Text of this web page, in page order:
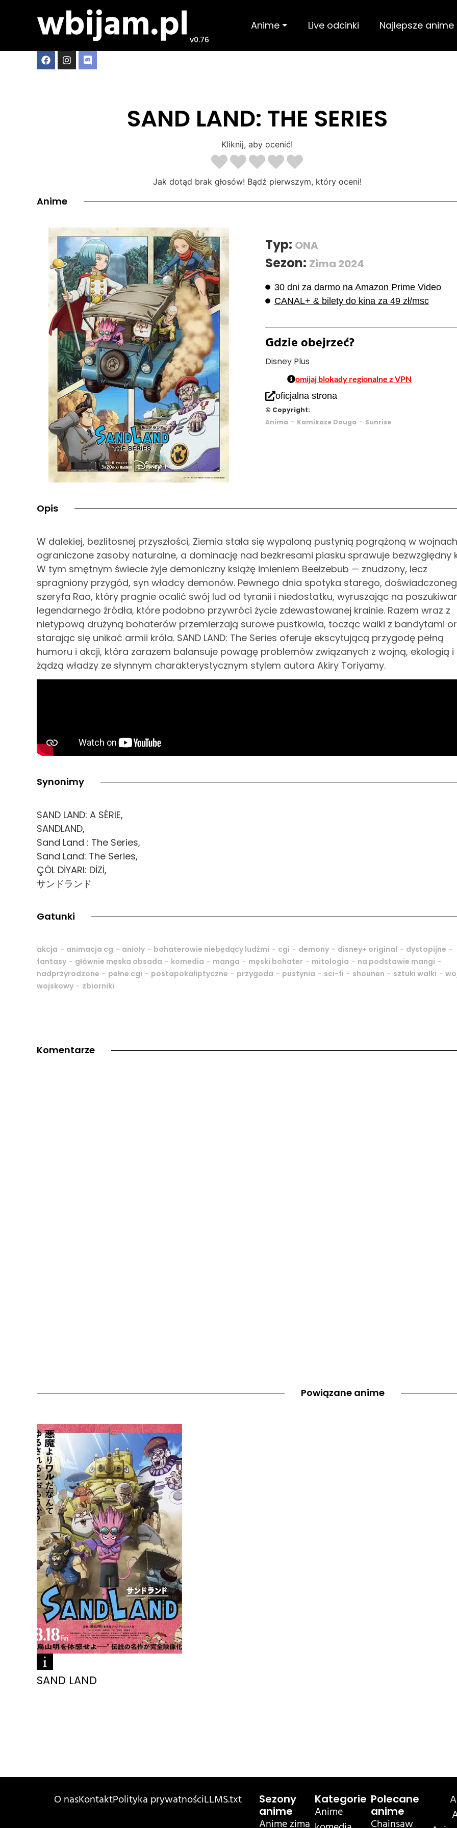
v0.76
Anime ⏷ Live odcinki Najlepsze anime
SAND LAND: THE SERIES
Kliknij, aby ocenić!
Jak dotąd brak głosów! Bądź pierwszym, który oceni!
Anime
Typ: ONA
Sezon: Zima 2024
30 dni za darmo na Amazon Prime Video
CANAL+ & bilety do kina za 49 zł/msc
Gdzie obejrzeć?
Disney Plus
omijaj blokady regionalne z VPN
oficjalna strona
© Copyright:
Anima - Kamikaze Douga - Sunrise
Opis
W dalekiej, bezlitosnej przyszłości, Ziemia stała się wypaloną pustynią pogrążoną w
ograniczone zasoby naturalne, a dominację nad bezkresami piasku sprawuje bezwzględny
W tym smętnym świecie żyje demoniczny książę imieniem Beelzebub — znudzony, lecz
spragniony przygód, syn władcy demonów. Pewnego dnia spotyka starego,
szeryfa Rao, który pragnie ocalić swój lud od tyranii i niedostatku, wyruszając na
legendarnego źródła, które podobno przywróci życie zdewastowanej krainie. Razem wraz z
nietypową drużyną bohaterów przemierzają surowe pustkowia, tocząc walki z bandytami
starając się unikać armii króla. SAND LAND: The Series oferuje ekscytującą przygodę pełną
humoru i akcji, która zarazem balansuje powagę problemów związanych z wojną, ekologią i
żądzą władzy ze słynnym charakterystycznym stylem autora Akiry Toriyamy.
Synonimy
SAND LAND: A SÉRIE,
SANDLAND,
Sand Land : The Series,
Sand Land: The Series,
ÇÖL DİYARI: DİZİ,
サンドランド
Gatunki
akcja - animacja cg - anioły - bohaterowie niebędący ludźmi - cgi - demony - disney+ original - dystopijne -
fantasy - głównie męska obsada - komedia - manga - męski bohater - mitologia - na podstawie mangi -
nadprzyrodzone - pełne cgi - postapokaliptyczne - przygoda - pustynia - sci-fi - shounen - sztuki walki -
wojskowy - zbiorniki
Komentarze
Powiązane anime
SAND LAND
O nasKontaktPolityka prywatnościLLMS.txt
Sezony
anime
Kategorie
Anime
Polecane
anime